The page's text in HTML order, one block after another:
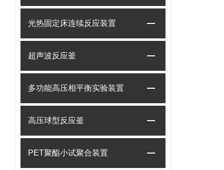
光热固定床连续反应装置
超声波反应釜
多功能高压相平衡实验装置
高压球型反应釜
PET聚酯小试聚合装置